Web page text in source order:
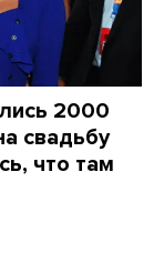
2000
свадьбу
что там